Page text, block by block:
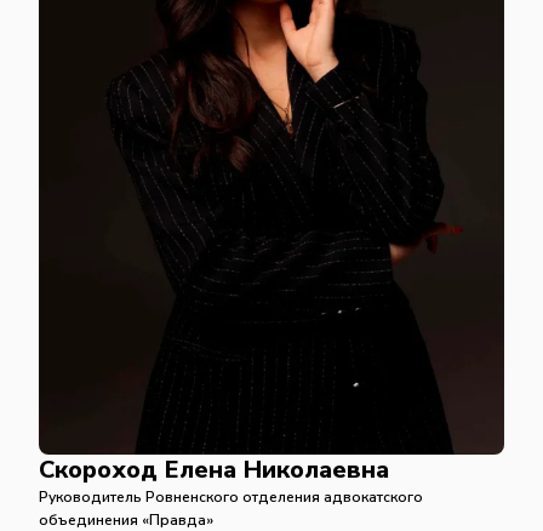
Скороход Елена Николаевна
Руководитель Ровненского отделения адвокатского
объединения «Правда»